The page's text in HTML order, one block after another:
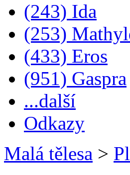
(243) Ida
(253)
(433) Eros
(951) Gaspra
...další
Odkazy
Malá tělesa >